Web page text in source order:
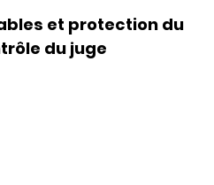
et protection du
du juge